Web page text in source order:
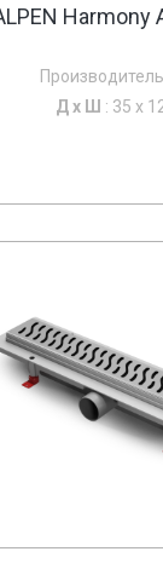
Harmony
Д х Ш : 35 x